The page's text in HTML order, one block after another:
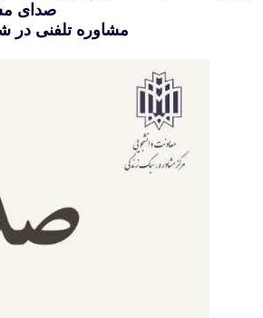
صدای
مشاوره تلفنی در